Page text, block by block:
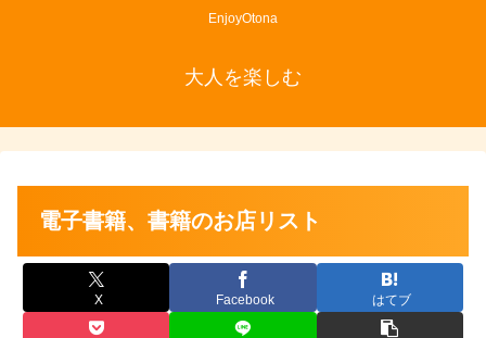
EnjoyOtona
大人を楽しむ
電子書籍、書籍のお店リスト
X Facebook はてブ